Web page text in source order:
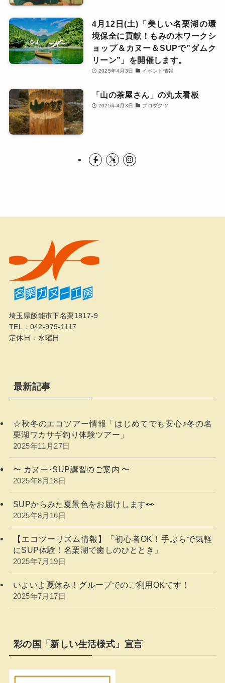
4月12日(土)「美しい名栗湖の環
境保全に貢献！もみの木ワークシ
ョップ＆カヌー＆SUPで”ダムク
リーン”」を開催します。
2025年4月3日 イベント情報
「山の茶屋さん」の丸太看板
2025年4月3日 プロダクツ
埼玉県飯能市下名栗1817-9
TEL：042-979-1117
定休日：水曜日
最新記事
☆秋冬のエコツアー情報「はじめてでも安心♪冬の名
栗湖ワカサギ釣り体験ツアー」
2025年11月27日
〜 カヌー･SUP講習のご案内 〜
2025年8月18日
SUPからみた夏景色をお届けします👀
2025年8月16日
【エコツーリズム情報】「初心者OK！手ぶらで気軽
にSUP体験！名栗湖で癒しのひととき」
2025年7月19日
いよいよ夏休み！グループでのご利用OKです！
2025年7月17日
彩の国「新しい生活様式」宣言